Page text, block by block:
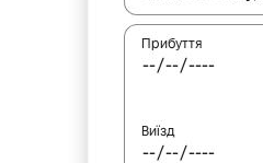
Прибуття
Виїзд